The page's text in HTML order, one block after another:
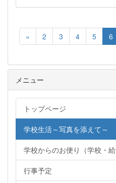
« 2 3 4 5 6
メニュー
トップページ
学校生活～写真を添えて～
学校からのお便り（学校・給
行事予定